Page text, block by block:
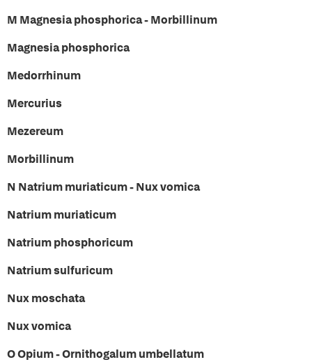
M Magnesia phosphorica - Morbillinum
Magnesia phosphorica
Medorrhinum
Mercurius
Mezereum
Morbillinum
N Natrium muriaticum - Nux vomica
Natrium muriaticum
Natrium phosphoricum
Natrium sulfuricum
Nux moschata
Nux vomica
O Opium - Ornithogalum umbellatum